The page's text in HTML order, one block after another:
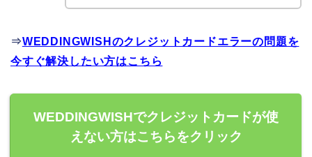
⇒WEDDINGWISHのクレジットカードエラーの問題を
今すぐ解決したい方はこちら
WEDDINGWISHでクレジットカードが使
えない方はこちらをクリック